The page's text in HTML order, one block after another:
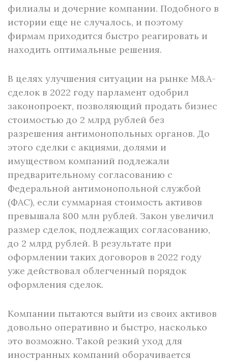
филиалы и дочерние компании. Подобного в
истории еще не случалось, и поэтому
фирмам приходится быстро реагировать и
находить оптимальные решения.
В целях улучшения ситуации на рынке M&A-
сделок в 2022 году парламент одобрил
законопроект, позволяющий продать бизнес
стоимостью до 2 млрд рублей без
разрешения антимонопольных органов. До
этого сделки с акциями, долями и
имуществом компаний подлежали
предварительному согласованию с
Федеральной антимонопольной службой
(ФАС), если суммарная стоимость активов
превышала 800 млн рублей. Закон увеличил
размер сделок, подлежащих согласованию,
до 2 млрд рублей. В результате при
оформлении таких договоров в 2022 году
уже действовал облегченный порядок
оформления сделок.
Компании пытаются выйти из своих активов
довольно оперативно и быстро, насколько
это возможно. Такой резкий уход для
иностранных компаний оборачивается